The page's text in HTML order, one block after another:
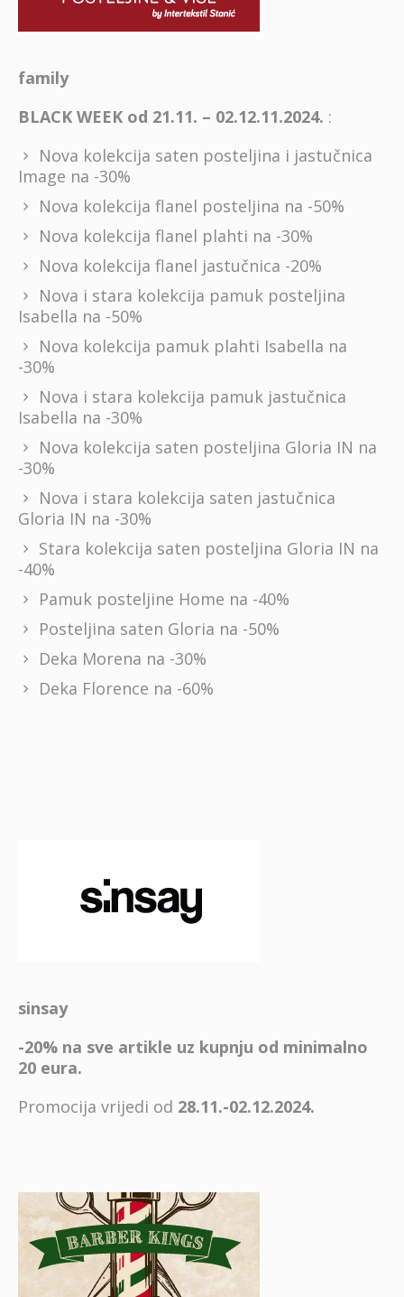
family
BLACK WEEK od 21.11. – 02.12.11.2024. :
Nova kolekcija saten posteljina i jastučnica
Image na -30%
Nova kolekcija flanel posteljina na -50%
Nova kolekcija flanel plahti na -30%
Nova kolekcija flanel jastučnica -20%
Nova i stara kolekcija pamuk posteljina
Isabella na -50%
Nova kolekcija pamuk plahti Isabella na
-30%
Nova i stara kolekcija pamuk jastučnica
Isabella na -30%
Nova kolekcija saten posteljina Gloria IN na
-30%
Nova i stara kolekcija saten jastučnica
Gloria IN na -30%
Stara kolekcija saten posteljina Gloria IN na
-40%
Pamuk posteljine Home na -40%
Posteljina saten Gloria na -50%
Deka Morena na -30%
Deka Florence na -60%
sinsay
-20% na sve artikle uz kupnju od minimalno
20 eura.
Promocija vrijedi od 28.11.-02.12.2024.